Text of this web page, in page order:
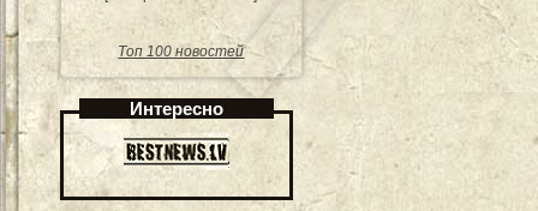
Топ 100 новостей
Интересно